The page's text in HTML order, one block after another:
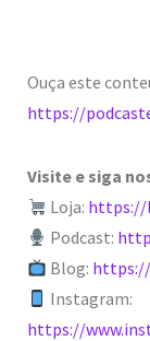
Ouça este
https://
Visite e siga
Loja: https://
Podcast:
Blog:
Instagram:
https://